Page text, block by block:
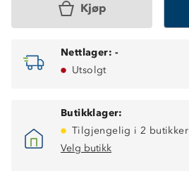
Kjøp
Nettlager: -
Utsolgt
Butikklager:
Tilgjengelig i 2 butikker
Velg butikk